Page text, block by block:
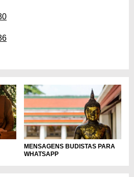
MENSAGENS BUDISTAS PARA
WHATSAPP